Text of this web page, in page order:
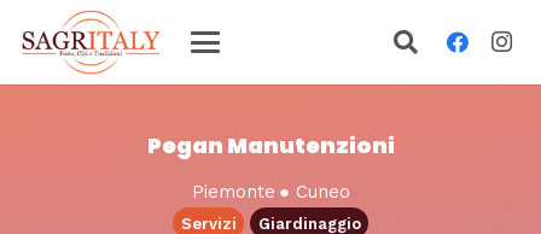
Pegan Manutenzioni
Piemonte ● Cuneo
Servizi Giardinaggio